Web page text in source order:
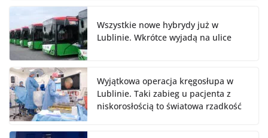
Wszystkie nowe hybrydy już w
Lublinie. Wkrótce wyjadą na ulice
Wyjątkowa operacja kręgosłupa w
Lublinie. Taki zabieg u pacjenta z
niskorosłością to światowa rzadkość